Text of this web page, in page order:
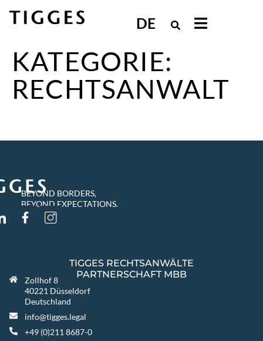
DE
KATEGORIE:
RECHTSANWALT
BEYOND BORDERS,
BEYOND EXPECTATIONS.
TIGGES RECHTSANWÄLTE
PARTNERSCHAFT MBB
Zollhof 8
40221 Düsseldorf
Deutschland
info@tigges.legal
+49 (0)211 8687-0